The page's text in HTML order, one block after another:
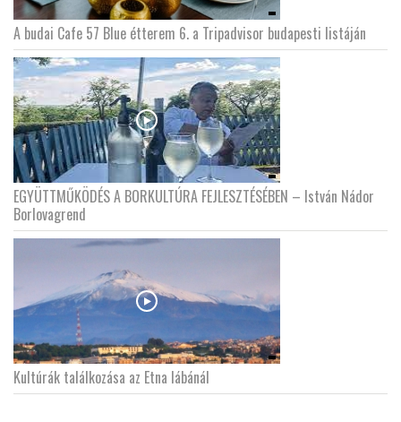
A budai Cafe 57 Blue étterem 6. a Tripadvisor budapesti listáján
EGYÜTTMŰKÖDÉS A BORKULTÚRA FEJLESZTÉSÉBEN – István Nádor
Borlovagrend
Kultúrák találkozása az Etna lábánál